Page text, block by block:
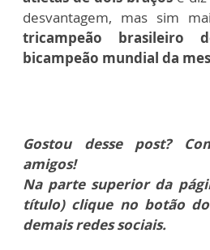
desvantagem, mas sim
tricampeão
bicampeão mundial da
Gostou desse post?
amigos!
Na parte superior da
título) clique no botão
demais redes sociais.